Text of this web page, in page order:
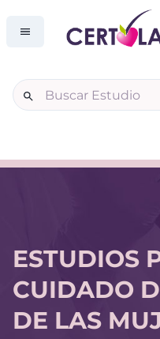
ESTUDIOS
CUIDADO
DE LAS